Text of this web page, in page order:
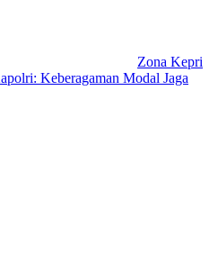
Zona Kepri
Keberagaman Modal Jaga